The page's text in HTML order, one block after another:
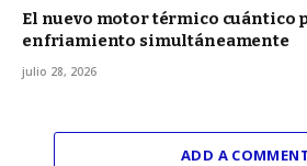
El nuevo motor térmico cuántico
enfriamiento simultáneamente
julio 28, 2026
ADD A